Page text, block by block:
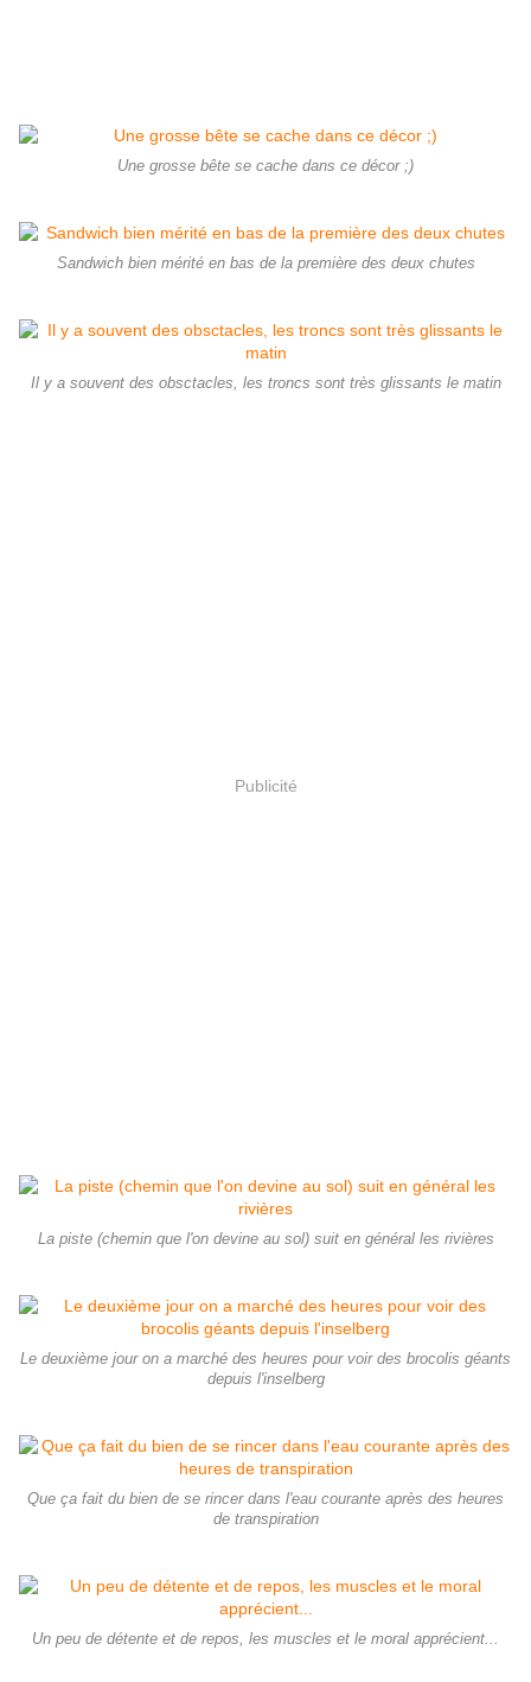
Une grosse bête se cache dans ce décor ;)
Sandwich bien mérité en bas de la première des deux chutes
Il y a souvent des obsctacles, les troncs sont très glissants le matin
Publicité
La piste (chemin que l'on devine au sol) suit en général les rivières
Le deuxième jour on a marché des heures pour voir des brocolis géants
depuis l'inselberg
Que ça fait du bien de se rincer dans l'eau courante après des heures
de transpiration
Un peu de détente et de repos, les muscles et le moral apprécient...